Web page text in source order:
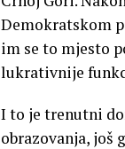
Demokratskom
im se to mjesto
lukrativnije
I to je trenutni
obrazovanja,